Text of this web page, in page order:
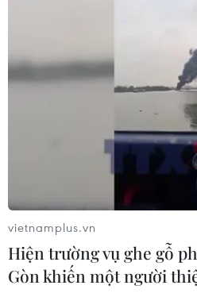
Cổ động viên theo dõi trận đấu
trường Đại học Y Hà Nội ăn
Việt Nam. (Ảnh:
Các bệnh nhân và người nhà tại
cổ vũ cho đội tuyển.
vietnamplus.vn
Hiện trường vụ ghe gỗ
Gòn khiến một người